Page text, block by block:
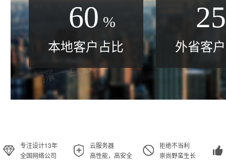
60 %
本地客户占比
25
外省客
专注设计13年
全国网络公司
云服务器
高性能，高安全
拒绝不当利
崇尚野蛮生长